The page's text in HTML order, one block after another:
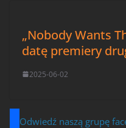
„Nobody Wants
datę premiery
2025-06-02
Odwiedź naszą grupę